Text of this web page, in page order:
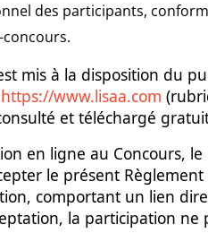
des participants,
mis à la disposition du
https://www.lisaa.com
et téléchargé
en ligne au Concours,
le présent
comportant un lien
la participation ne